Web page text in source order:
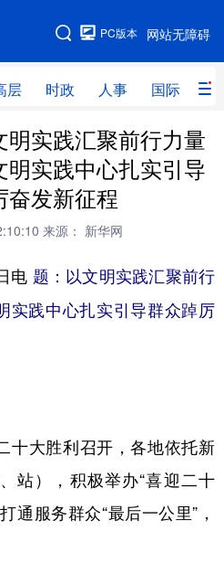
网站无障碍
PC版本
层 时政 人事 国际 财
站地图
时政 人事
网评 港澳
全球连线
健康 军事
银龄 溯源中国
能源 会展
时尚 悦读
实践汇聚前行力量
实践中心扎实引导
奋发新征程
来源： 新华网
电 题：以文明实践汇聚前行
践中心扎实引导群众踔厉
大胜利召开，各地依托新
站），积极举办“喜迎二十
通服务群众“最后一公里”，